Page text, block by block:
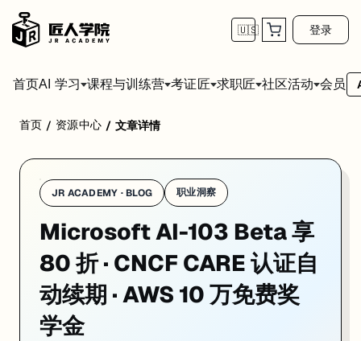
🇺🇸 登录
首页AI 学习 课程与训练营 考证匠 求职匠 社区活动 会员
一、认证动态
1. Microsoft AI-103 Beta 上线：AI-102 Azure AI Engineer
：AI-103「Azure AI App and Agent Developer Associate」
AI-102（Azure AI Engineer Associate）已宣布于2026 年 6 月 30 日
AI-102 侧重使用现有 Azure 认知服务（语音、视觉、语言等 REST API
对还在备考 AI-102 的候选人：6 月 30 日前拿证仍然完全有效，认证
来源：
mscertquiz.com — New Microsoft Beta Exams 2026
首页 / 资源中心 / 文章详情
JR ACADEMY · BLOG 职业洞察
Microsoft AI-103 Beta 享
80 折 · CNCF CARE 认证自
动续期 · AWS 10 万免费奖
学金